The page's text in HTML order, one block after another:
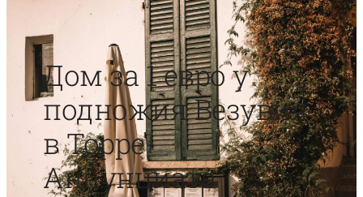
Дом за 1 евро у
подножия Везувия
в Торре-
Аннунциата